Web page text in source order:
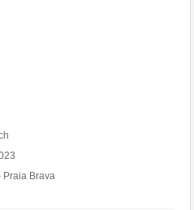
Praia Brava